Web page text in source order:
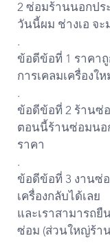
2 ซ่อมร้านนอกปร
วันนี้ผม ช่างเอ จ
.
ข้อดีข้อที่ 1 ราคาถู
การเคลมเครื่องใ
.
ข้อดีข้อที่ 2 ร้านซ่
ตอนนี้ร้านซ่อมนอ
ราคา
.
ข้อดีข้อที่ 3 งานซ่อ
เครื่องกลับได้เลย
และเราสามารถ
ซ่อม (ส่วนใหญ่ร้า